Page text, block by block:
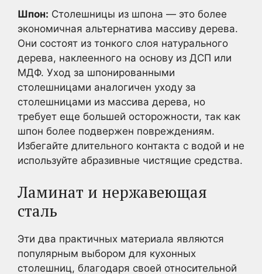
Шпон: Столешницы из шпона — это более
экономичная альтернатива массиву дерева.
Они состоят из тонкого слоя натурального
дерева, наклеенного на основу из ДСП или
МДФ. Уход за шпонированными
столешницами аналогичен уходу за
столешницами из массива дерева, но
требует еще большей осторожности, так как
шпон более подвержен повреждениям.
Избегайте длительного контакта с водой и не
используйте абразивные чистящие средства.
Ламинат и нержавеющая
сталь
Эти два практичных материала являются
популярным выбором для кухонных
столешниц, благодаря своей относительной